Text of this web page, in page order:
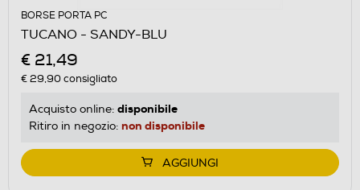
BORSE PORTA PC
TUCANO - SANDY-BLU
€ 21,49
€ 29,90consigliato
Acquisto online: disponibile
Ritiro in negozio: non disponibile
AGGIUNGI